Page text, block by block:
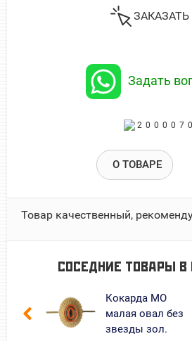
ЗАКАЗАТЬ
Задать
О ТОВАРЕ
Товар качественный,
СОСЕДНИЕ ТОВАРЫ В
Кокарда МО
малая овал без
звезды зол.